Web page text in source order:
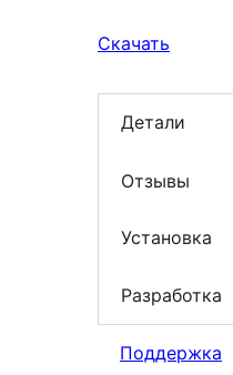
Скачать
Детали
Отзывы
Установка
Разработка
Поддержка